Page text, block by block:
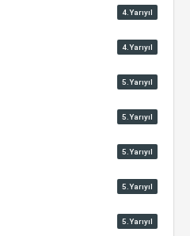
4.Yarıyıl
4.Yarıyıl
5.Yarıyıl
5.Yarıyıl
5.Yarıyıl
5.Yarıyıl
5.Yarıyıl